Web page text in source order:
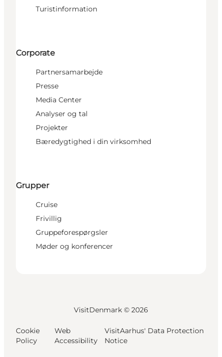
Turistinformation
Corporate
Partnersamarbejde
Presse
Media Center
Analyser og tal
Projekter
Bæredygtighed i din virksomhed
Grupper
Cruise
Frivillig
Gruppeforespørgsler
Møder og konferencer
VisitDenmark © 2026
Cookie
Policy
Web
Accessibility
VisitAarhus' Data Protection
Notice